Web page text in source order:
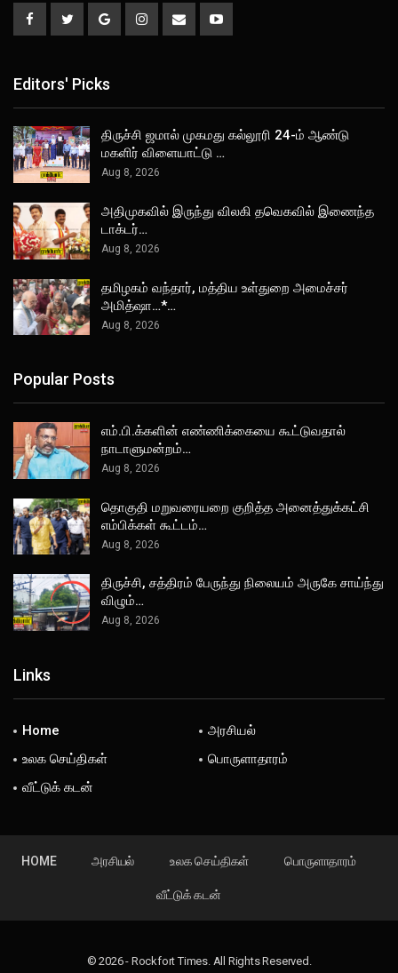
Editors' Picks
திருச்சி ஜமால் முகமது கல்லூரி 24-ம் ஆண்டு
மகளிர் விளையாட்டு …
Aug 8, 2026
அதிமுகவில் இருந்து விலகி தவெகவில் இணைந்த
டாக்டர்…
Aug 8, 2026
தமிழகம் வந்தார், மத்திய உள்துறை அமைச்சர்
அமித்ஷா…*…
Aug 8, 2026
Popular Posts
எம்.பி.க்களின் எண்ணிக்கையை கூட்டுவதால்
நாடாளுமன்றம்…
Aug 8, 2026
தொகுதி மறுவரையறை குறித்த அனைத்துக்கட்சி
எம்பிக்கள் கூட்டம்…
Aug 8, 2026
திருச்சி, சத்திரம் பேருந்து நிலையம் அருகே சாய்ந்து
விழும்…
Aug 8, 2026
Links
Home
அரசியல்
உலக செய்திகள்
பொருளாதாரம்
வீட்டுக் கடன்
HOME அரசியல் உலக செய்திகள் பொருளாதாரம்
வீட்டுக் கடன்
© 2026 - Rockfort Times. All Rights Reserved.